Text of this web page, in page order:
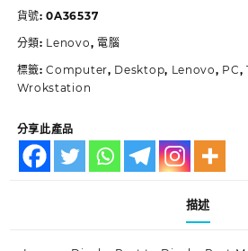
貨號:0A36537
分類: Lenovo, 電腦
標籤:Computer, Desktop, Lenovo, PC,
Wrokstation
分享此產品
描述